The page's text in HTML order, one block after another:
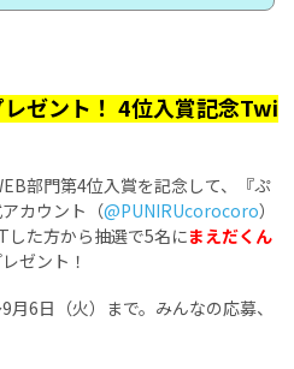
ゼント！ 4位入賞記念Twi
部門第4位入賞を記念して、『ぷ
カウント（@PUNIRUcorocoro）
した方から抽選で5名にまえだくん
ゼント！
6日（火）まで。みんなの応募、